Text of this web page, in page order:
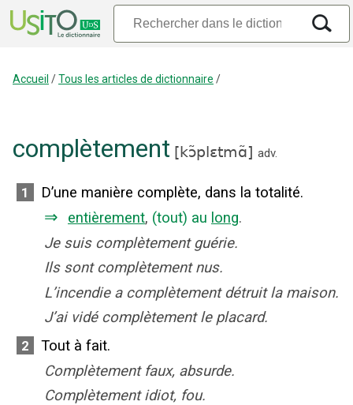
Accueil /Tous les articles de dictionnaire /
complètement [kɔ̃plɛtmɑ̃] adv.
1 D’une manière complète, dans la totalité.
⇒ entièrement, (tout) au long.
Je suis complètement guérie.
Ils sont complètement nus.
L’incendie a complètement détruit la maison.
J’ai vidé complètement le placard.
2
Tout à fait.
Complètement faux, absurde.
Complètement idiot, fou.